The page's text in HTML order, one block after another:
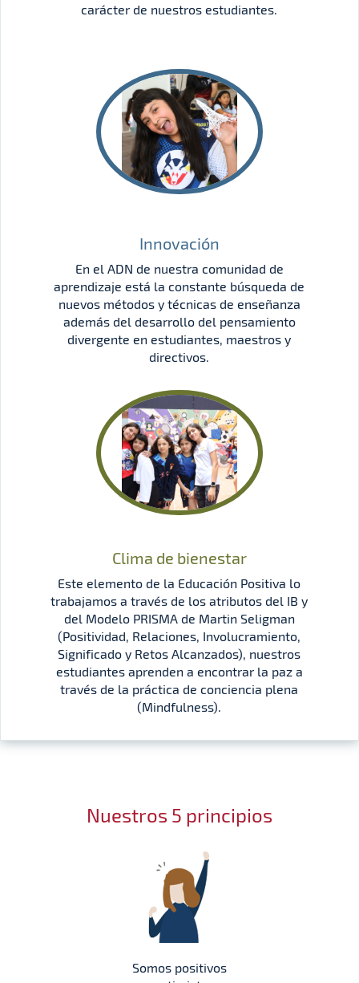
carácter de nuestros estudiantes.
Innovación
En el ADN de nuestra comunidad de
aprendizaje está la constante búsqueda de
nuevos métodos y técnicas de enseñanza
además del desarrollo del pensamiento
divergente en estudiantes, maestros y
directivos.
Clima de bienestar
Este elemento de la Educación Positiva lo
trabajamos a través de los atributos del IB y
del Modelo PRISMA de Martin Seligman
(Positividad, Relaciones, Involucramiento,
Significado y Retos Alcanzados), nuestros
estudiantes aprenden a encontrar la paz a
través de la práctica de conciencia plena
(Mindfulness).
Nuestros 5 principios
Somos positivos